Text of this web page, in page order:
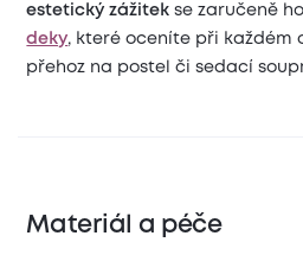
estetický zážitek se zaručeně
deky, které oceníte při každém
přehoz na postel či sedací
Materiál a péče